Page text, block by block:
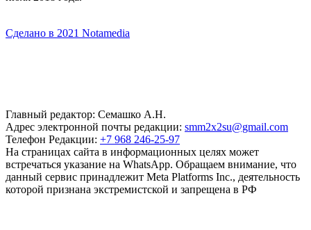
Сделано в 2021 Notamedia
Главный редактор: Семашко А.Н.
Адрес электронной почты редакции: smm2x2su@gmail.com
Телефон Редакции: +7 968 246-25-97
На страницах сайта в информационных целях может
встречаться указание на WhatsApp. Обращаем внимание, что
данный сервис принадлежит Meta Platforms Inc., деятельность
которой признана экстремистской и запрещена в РФ